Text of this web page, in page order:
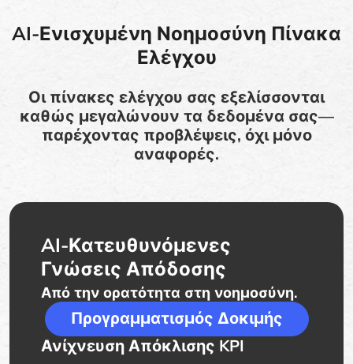
AI-Ενισχυμένη Νοημοσύνη Πίνακα
Ελέγχου
Οι πίνακες ελέγχου σας εξελίσσονται
καθώς μεγαλώνουν τα δεδομένα σας—
παρέχοντας προβλέψεις, όχι μόνο
αναφορές.
AI-Κατευθυνόμενες
Γνώσεις Απόδοσης
Από την ορατότητα στη νοημοσύνη.
Προγραμματισμός Δοκιμής
Ανίχνευση Απόκλισης KPI